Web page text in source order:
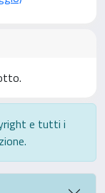
e tutti i